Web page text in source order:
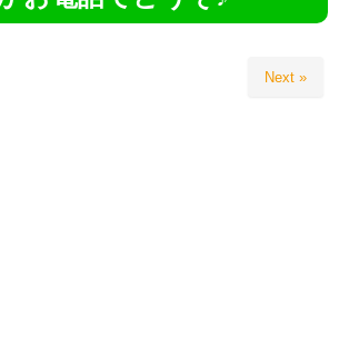
Next »